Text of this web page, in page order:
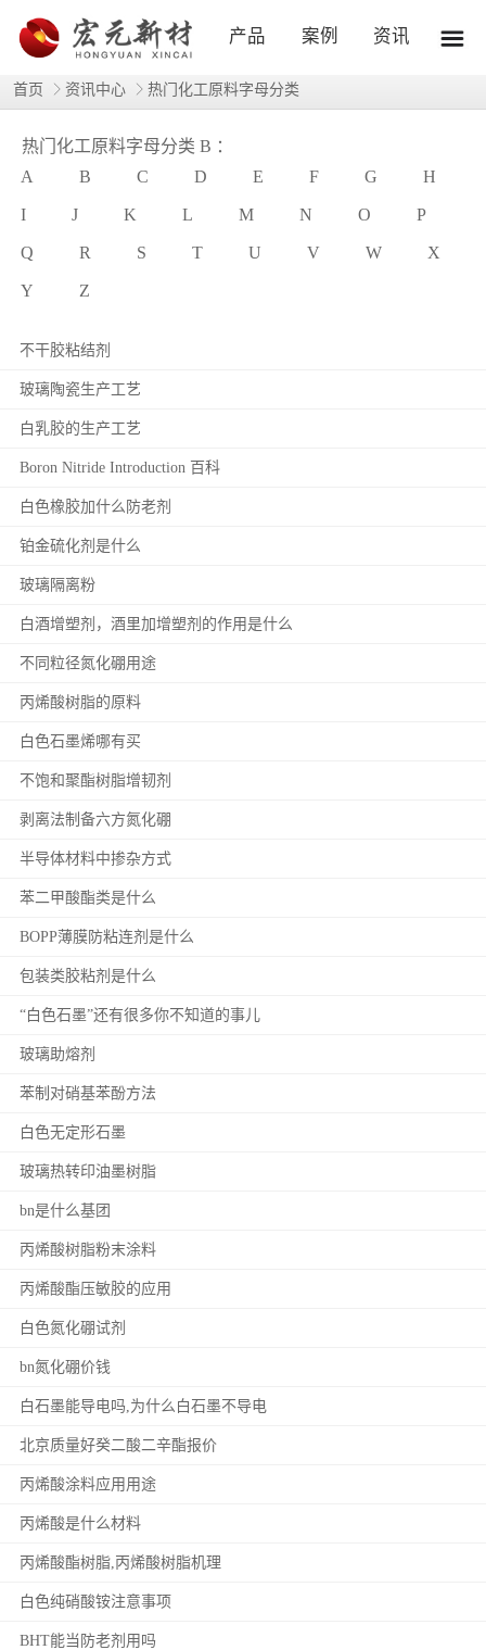
产品 案例 资讯
首页 资讯中心 热门化工原料字母分类
热门化工原料字母分类 B ：
A
B C D E F G H
I J K L M N O P
Q R S T U V W X
Y Z
不干胶粘结剂
玻璃陶瓷生产工艺
白乳胶的生产工艺
Boron Nitride Introduction 百科
白色橡胶加什么防老剂
铂金硫化剂是什么
玻璃隔离粉
白酒增塑剂，酒里加增塑剂的作用是什么
不同粒径氮化硼用途
丙烯酸树脂的原料
白色石墨烯哪有买
不饱和聚酯树脂增韧剂
剥离法制备六方氮化硼
半导体材料中掺杂方式
苯二甲酸酯类是什么
BOPP薄膜防粘连剂是什么
包装类胶粘剂是什么
“白色石墨”还有很多你不知道的事儿
玻璃助熔剂
苯制对硝基苯酚方法
白色无定形石墨
玻璃热转印油墨树脂
bn是什么基团
丙烯酸树脂粉末涂料
丙烯酸酯压敏胶的应用
白色氮化硼试剂
bn氮化硼价钱
白石墨能导电吗,为什么白石墨不导电
北京质量好癸二酸二辛酯报价
丙烯酸涂料应用用途
丙烯酸是什么材料
丙烯酸酯树脂,丙烯酸树脂机理
白色纯硝酸铵注意事项
BHT能当防老剂用吗